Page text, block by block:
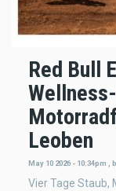
Red Bull
Leoben
May 10 2026 - 10:34pm
Vier Tage Staub,